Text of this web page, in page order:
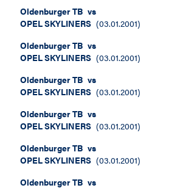
Oldenburger TB vs
OPEL SKYLINERS (03.01.2001)
Oldenburger TB vs
OPEL SKYLINERS (03.01.2001)
Oldenburger TB vs
OPEL SKYLINERS (03.01.2001)
Oldenburger TB vs
OPEL SKYLINERS (03.01.2001)
Oldenburger TB vs
OPEL SKYLINERS (03.01.2001)
Oldenburger TB vs